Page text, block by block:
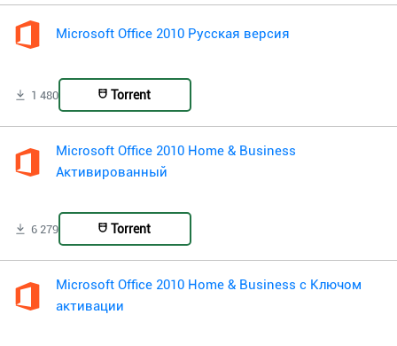
Microsoft Office 2010 Русская версия
1 480 Torrent
Microsoft Office 2010 Home & Business
Активированный
6 279 Torrent
Microsoft Office 2010 Home & Business с Ключом
активации